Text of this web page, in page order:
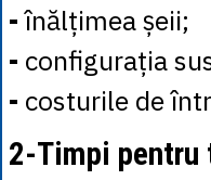
-înălțimea șeii;
- configurația
- costurile de
2-Timpi pentru